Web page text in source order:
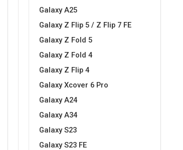
Galaxy A25
Galaxy Z Flip 5 / Z Flip 7 FE
Galaxy Z Fold 5
Galaxy Z Fold 4
Galaxy Z Flip 4
Galaxy Xcover 6 Pro
Galaxy A24
Galaxy A34
Galaxy S23
Galaxy S23 FE
Quotes Collection
Zodiac